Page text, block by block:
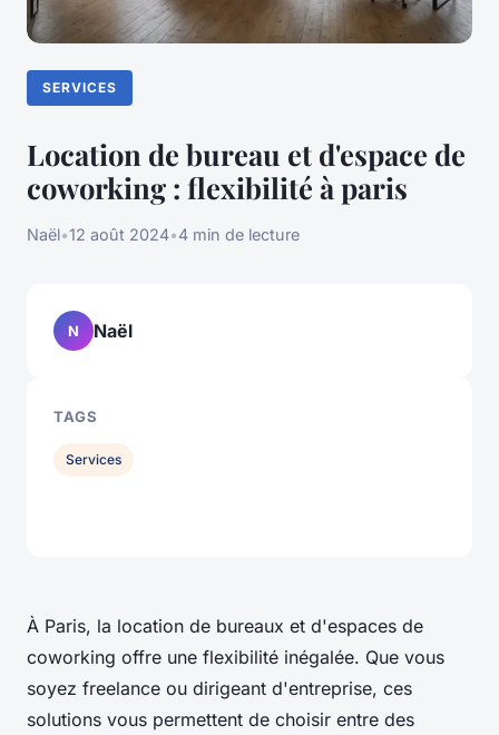
SERVICES
Location de bureau et d'espace de
coworking : flexibilité à paris
Naël•12 août 2024•4 min de lecture
À Paris, la location de bureaux et d'espaces de
coworking offre une flexibilité inégalée. Que vous
soyez freelance ou dirigeant d'entreprise, ces
solutions vous permettent de choisir entre des
N Naël
TAGS
Services